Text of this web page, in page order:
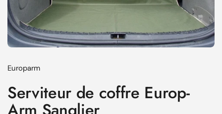
Europarm
Serviteur de coffre Europ-